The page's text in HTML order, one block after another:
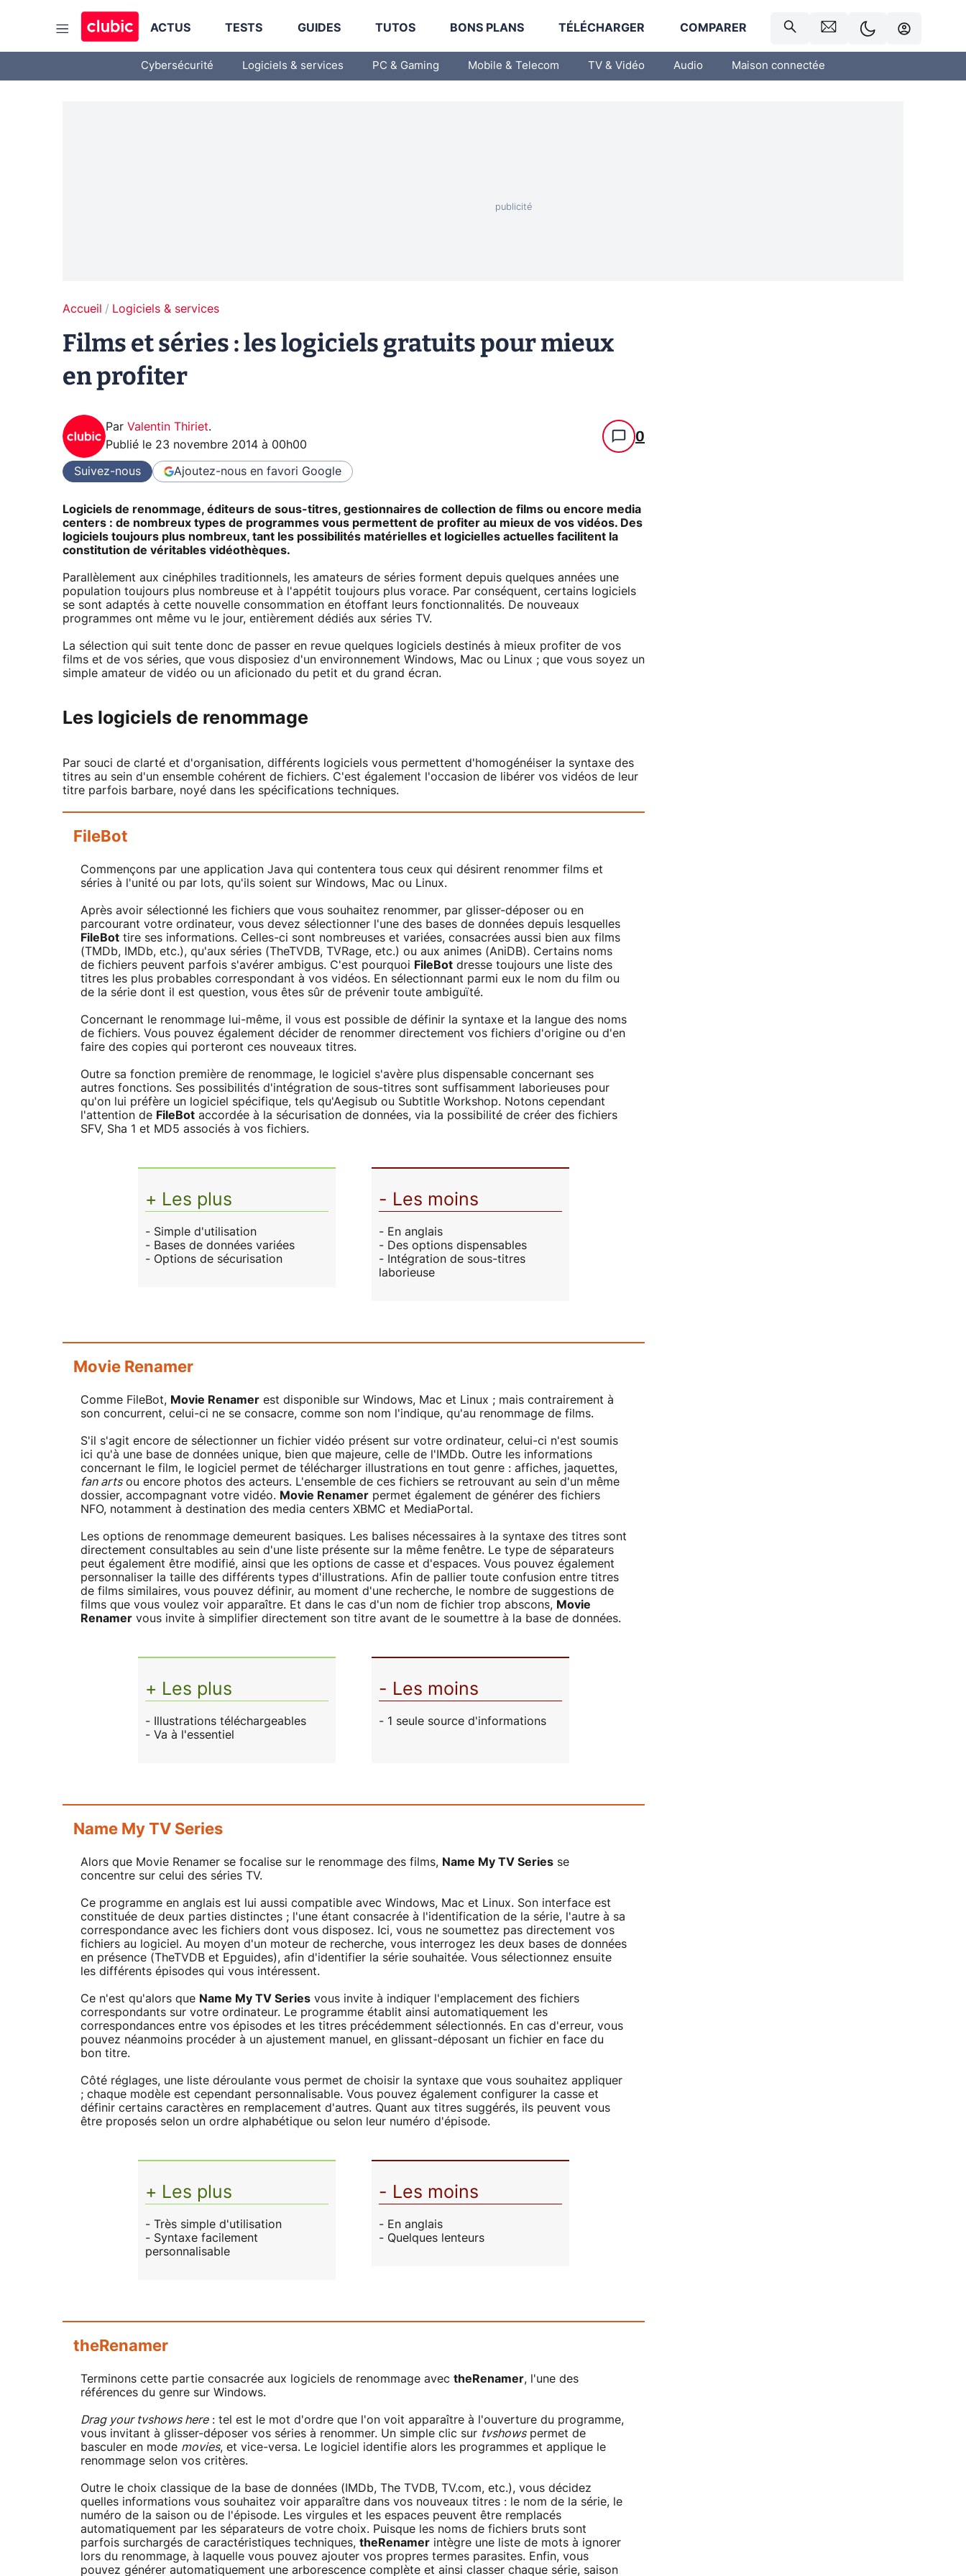
ACTUS TESTS GUIDES TUTOS BONS PLANS TÉLÉCHARGER COMPARER
Cybersécurité Logiciels & services PC & Gaming Mobile & Telecom TV & Vidéo Audio Maison connectée
Accueil Logiciels & services
Films et séries : les logiciels gratuits pour mieux
en profiter
Par Valentin Thiriet.
Publié le 23 novembre 2014 à 00h00 0
Suivez-nous Ajoutez-nous en favori Google
Logiciels de renommage, éditeurs de sous-titres, gestionnaires de collection de films ou encore media
centers : de nombreux types de programmes vous permettent de profiter au mieux de vos vidéos. Des
logiciels toujours plus nombreux, tant les possibilités matérielles et logicielles actuelles facilitent la
constitution de véritables vidéothèques.
Parallèlement aux cinéphiles traditionnels, les amateurs de séries forment depuis quelques années une
population toujours plus nombreuse et à l'appétit toujours plus vorace. Par conséquent, certains logiciels
se sont adaptés à cette nouvelle consommation en étoffant leurs fonctionnalités. De nouveaux
programmes ont même vu le jour, entièrement dédiés aux séries TV.
La sélection qui suit tente donc de passer en revue quelques logiciels destinés à mieux profiter de vos
films et de vos séries, que vous disposiez d'un environnement Windows, Mac ou Linux ; que vous soyez un
simple amateur de vidéo ou un aficionado du petit et du grand écran.
Les logiciels de renommage
Par souci de clarté et d'organisation, différents logiciels vous permettent d'homogénéiser la syntaxe des
titres au sein d'un ensemble cohérent de fichiers. C'est également l'occasion de libérer vos vidéos de leur
titre parfois barbare, noyé dans les spécifications techniques.
FileBot
Commençons par une application Java qui contentera tous ceux qui désirent renommer films et
séries à l'unité ou par lots, qu'ils soient sur Windows, Mac ou Linux.
Après avoir sélectionné les fichiers que vous souhaitez renommer, par glisser-déposer ou en
parcourant votre ordinateur, vous devez sélectionner l'une des bases de données depuis lesquelles
FileBot tire ses informations. Celles-ci sont nombreuses et variées, consacrées aussi bien aux films
(TMDb, IMDb, etc.), qu'aux séries (TheTVDB, TVRage, etc.) ou aux animes (AniDB). Certains noms
de fichiers peuvent parfois s'avérer ambigus. C'est pourquoi FileBot dresse toujours une liste des
titres les plus probables correspondant à vos vidéos. En sélectionnant parmi eux le nom du film ou
de la série dont il est question, vous êtes sûr de prévenir toute ambiguïté.
Concernant le renommage lui-même, il vous est possible de définir la syntaxe et la langue des noms
de fichiers. Vous pouvez également décider de renommer directement vos fichiers d'origine ou d'en
faire des copies qui porteront ces nouveaux titres.
Outre sa fonction première de renommage, le logiciel s'avère plus dispensable concernant ses
autres fonctions. Ses possibilités d'intégration de sous-titres sont suffisamment laborieuses pour
qu'on lui préfère un logiciel spécifique, tels qu'Aegisub ou Subtitle Workshop. Notons cependant
l'attention de FileBot accordée à la sécurisation de données, via la possibilité de créer des fichiers
SFV, Sha 1 et MD5 associés à vos fichiers.
+ Les plus
- Simple d'utilisation
- Bases de données variées
- Options de sécurisation
- Les moins
- En anglais
- Des options dispensables
- Intégration de sous-titres
laborieuse
Movie Renamer
Comme FileBot, Movie Renamer est disponible sur Windows, Mac et Linux ; mais contrairement à
son concurrent, celui-ci ne se consacre, comme son nom l'indique, qu'au renommage de films.
S'il s'agit encore de sélectionner un fichier vidéo présent sur votre ordinateur, celui-ci n'est soumis
ici qu'à une base de données unique, bien que majeure, celle de l'IMDb. Outre les informations
concernant le film, le logiciel permet de télécharger illustrations en tout genre : affiches, jaquettes,
fan artsou encore photos des acteurs. L'ensemble de ces fichiers se retrouvant au sein d'un même
dossier, accompagnant votre vidéo. Movie Renamer permet également de générer des fichiers
NFO, notamment à destination des media centers XBMC et MediaPortal.
Les options de renommage demeurent basiques. Les balises nécessaires à la syntaxe des titres sont
directement consultables au sein d'une liste présente sur la même fenêtre. Le type de séparateurs
peut également être modifié, ainsi que les options de casse et d'espaces. Vous pouvez également
personnaliser la taille des différents types d'illustrations. Afin de pallier toute confusion entre titres
de films similaires, vous pouvez définir, au moment d'une recherche, le nombre de suggestions de
films que vous voulez voir apparaître. Et dans le cas d'un nom de fichier trop abscons, Movie
Renamer vous invite à simplifier directement son titre avant de le soumettre à la base de données.
+ Les plus
- Illustrations téléchargeables
- Va à l'essentiel
- Les moins
- 1 seule source d'informations
Name My TV Series
Alors que Movie Renamer se focalise sur le renommage des films, Name My TV Series se
concentre sur celui des séries TV.
Ce programme en anglais est lui aussi compatible avec Windows, Mac et Linux. Son interface est
constituée de deux parties distinctes ; l'une étant consacrée à l'identification de la série, l'autre à sa
correspondance avec les fichiers dont vous disposez. Ici, vous ne soumettez pas directement vos
fichiers au logiciel. Au moyen d'un moteur de recherche, vous interrogez les deux bases de données
en présence (TheTVDB et Epguides), afin d'identifier la série souhaitée. Vous sélectionnez ensuite
les différents épisodes qui vous intéressent.
Ce n'est qu'alors que Name My TV Series vous invite à indiquer l'emplacement des fichiers
correspondants sur votre ordinateur. Le programme établit ainsi automatiquement les
correspondances entre vos épisodes et les titres précédemment sélectionnés. En cas d'erreur, vous
pouvez néanmoins procéder à un ajustement manuel, en glissant-déposant un fichier en face du
bon titre.
Côté réglages, une liste déroulante vous permet de choisir la syntaxe que vous souhaitez appliquer
; chaque modèle est cependant personnalisable. Vous pouvez également configurer la casse et
définir certains caractères en remplacement d'autres. Quant aux titres suggérés, ils peuvent vous
être proposés selon un ordre alphabétique ou selon leur numéro d'épisode.
+ Les plus
- Très simple d'utilisation
- Syntaxe facilement
personnalisable
- Les moins
- En anglais
- Quelques lenteurs
theRenamer
Terminons cette partie consacrée aux logiciels de renommage avec theRenamer, l'une des
références du genre sur Windows.
Drag your tvshows here: tel est le mot d'ordre que l'on voit apparaître à l'ouverture du programme,
vous invitant à glisser-déposer vos séries à renommer. Un simple clic sur tvshowspermet de
basculer en mode movies, et vice-versa. Le logiciel identifie alors les programmes et applique le
renommage selon vos critères.
Outre le choix classique de la base de données (IMDb, The TVDB, TV.com, etc.), vous décidez
quelles informations vous souhaitez voir apparaître dans vos nouveaux titres : le nom de la série, le
numéro de la saison ou de l'épisode. Les virgules et les espaces peuvent être remplacés
automatiquement par les séparateurs de votre choix. Puisque les noms de fichiers bruts sont
parfois surchargés de caractéristiques techniques, theRenamer intègre une liste de mots à ignorer
lors du renommage, à laquelle vous pouvez ajouter vos propres termes parasites. Enfin, vous
pouvez générer automatiquement une arborescence complète et ainsi classer chaque série, saison